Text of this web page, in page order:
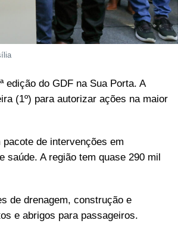
edição do GDF na Sua Porta. A
(1º) para autorizar ações na maior
de intervenções em
saúde. A região tem quase 290 mil
de drenagem, construção e
e abrigos para passageiros.